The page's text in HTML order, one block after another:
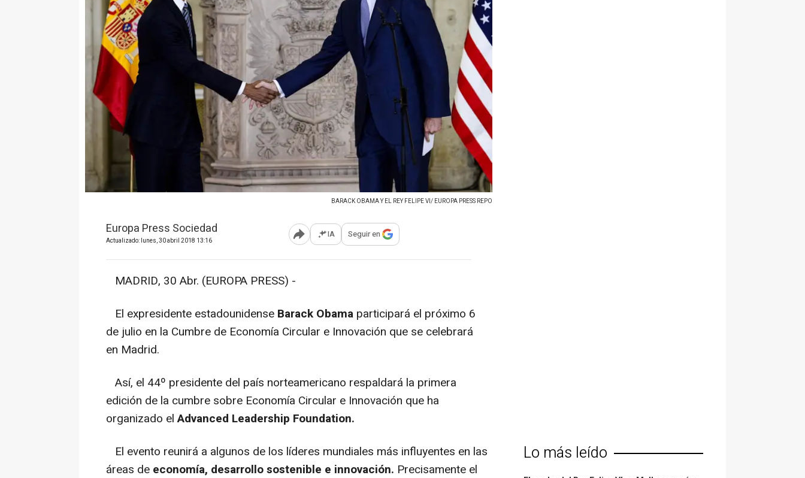
BARACK OBAMA Y EL REY FELIPE VI/ EUROPA PRESS REPO
Europa Press Sociedad
Actualizado: lunes, 30 abril 2018 13:16 Abrir opciones para compartir
IA Seguir en
MADRID, 30 Abr. (EUROPA PRESS) -
El expresidente estadounidense Barack Obama participará el próximo 6
de julio en la Cumbre de Economía Circular e Innovación que se celebrará
en Madrid.
Así, el 44º presidente del país norteamericano respaldará la primera
edición de la cumbre sobre Economía Circular e Innovación que ha
organizado elAdvanced Leadership Foundation.
El evento reunirá a algunos de los líderes mundiales más influyentes en las
áreas de economía, desarrollo sostenible e innovación. Precisamente el
Lo más leído